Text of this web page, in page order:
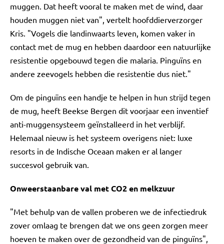
muggen. Dat heeft vooral te maken met de wind, daar
houden muggen niet van", vertelt hoofddierverzorger
Kris. "Vogels die landinwaarts leven, komen vaker in
contact met de mug en hebben daardoor een natuurlijke
resistentie opgebouwd tegen die malaria. Pinguïns en
andere zeevogels hebben die resistentie dus niet."
Om de pinguïns een handje te helpen in hun strijd tegen
de mug, heeft Beekse Bergen dit voorjaar een inventief
anti-muggensysteem geïnstalleerd in het verblijf.
Helemaal nieuw is het systeem overigens niet: luxe
resorts in de Indische Oceaan maken er al langer
succesvol gebruik van.
Onweerstaanbare val met CO2 en melkzuur
"Met behulp van de vallen proberen we de infectiedruk
zover omlaag te brengen dat we ons geen zorgen meer
hoeven te maken over de gezondheid van de pinguïns",